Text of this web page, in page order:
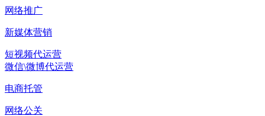
网络推广
新媒体营销
短视频代运营
微信\微博代运营
电商托管
网络公关